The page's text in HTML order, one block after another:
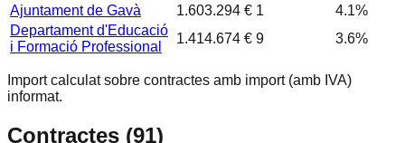
Ajuntament de Gavà
1.603.294 € 1 4.1%
Departament d'Educació
i Formació Professional
1.414.674 € 9 3.6%
Import calculat sobre contractes amb import (amb IVA)
informat.
Contractes (91)